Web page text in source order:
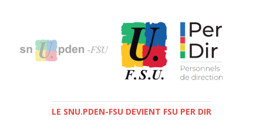
LE SNU.PDEN-FSU DEVIENT FSU PER DIR